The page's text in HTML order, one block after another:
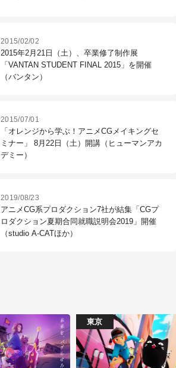
2015/02/02
2015年2月21日（土）、卒業修了制作展
「VANTAN STUDENT FINAL 2015」を開催
（バンタン）
2015/07/01
「オレンジから学ぶ！アニメCGメイキングセ
ミナー」 8月22日（土）開講（ヒューマンアカ
デミー）
2019/08/23
アニメCG系プロダクション7社が結集「CGプ
ロダクション夏期合同就職説明会2019」開催
（studio A-CATほか）
東京